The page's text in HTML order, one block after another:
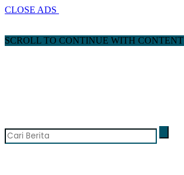
CLOSE ADS
SCROLL TO CONTINUE WITH CONTENT